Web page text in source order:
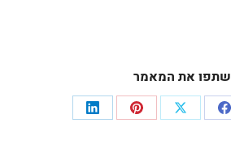
שתפו את המאמר
Share
Share
Share
Share